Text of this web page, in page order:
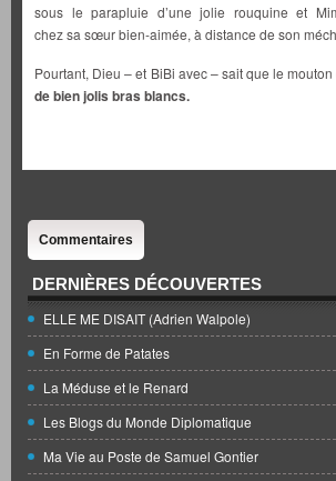
sous le parapluie d’une jolie rouquine et
chez sa sœur bien-aimée, à distance de son
Pourtant, Dieu – et BiBi avec – sait que le
de bien jolis bras blancs.
Commentaires
DERNIÈRES DÉCOUVERTES
ELLE ME DISAIT (Adrien Walpole)
En Forme de Patates
La Méduse et le Renard
Les Blogs du Monde Diplomatique
Ma Vie au Poste de Samuel Gontier